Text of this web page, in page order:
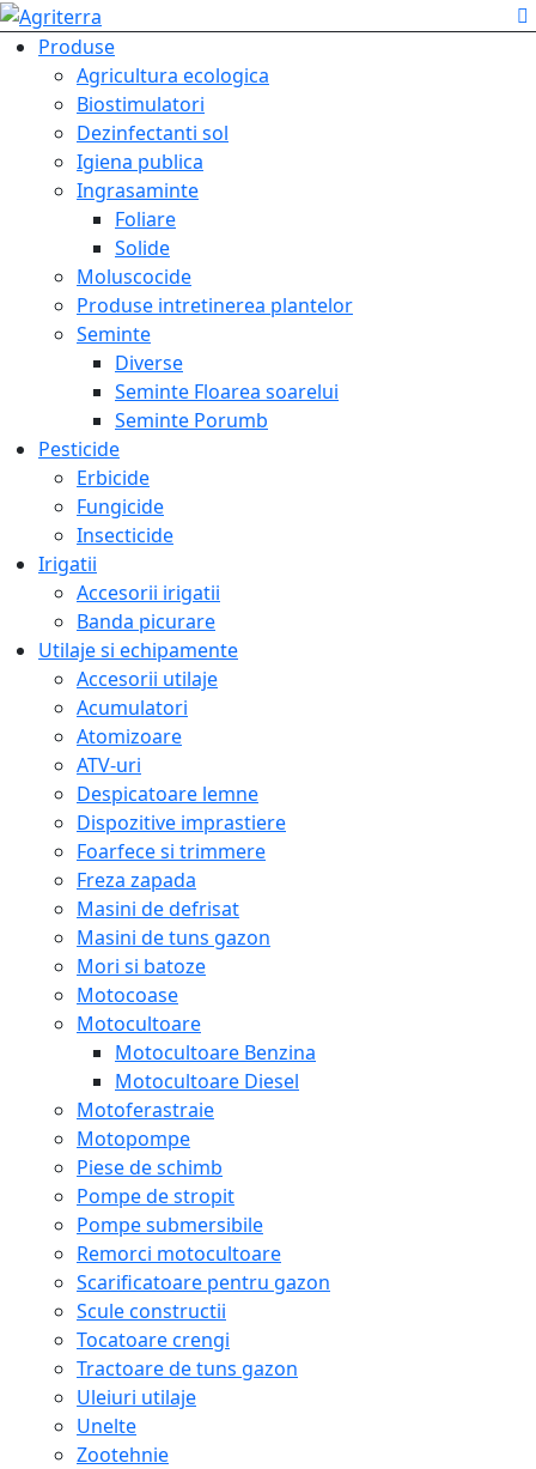
Produse
Agricultura ecologica
Biostimulatori
Dezinfectanti sol
Igiena publica
Ingrasaminte
Foliare
Solide
Moluscocide
Produse intretinerea plantelor
Seminte
Diverse
Seminte Floarea soarelui
Seminte Porumb
Pesticide
Erbicide
Fungicide
Insecticide
Irigatii
Accesorii irigatii
Banda picurare
Utilaje si echipamente
Accesorii utilaje
Acumulatori
Atomizoare
ATV-uri
Despicatoare lemne
Dispozitive imprastiere
Foarfece si trimmere
Freza zapada
Masini de defrisat
Masini de tuns gazon
Mori si batoze
Motocoase
Motocultoare
Motocultoare Benzina
Motocultoare Diesel
Motoferastraie
Motopompe
Piese de schimb
Pompe de stropit
Pompe submersibile
Remorci motocultoare
Scarificatoare pentru gazon
Scule constructii
Tocatoare crengi
Tractoare de tuns gazon
Uleiuri utilaje
Unelte
Zootehnie